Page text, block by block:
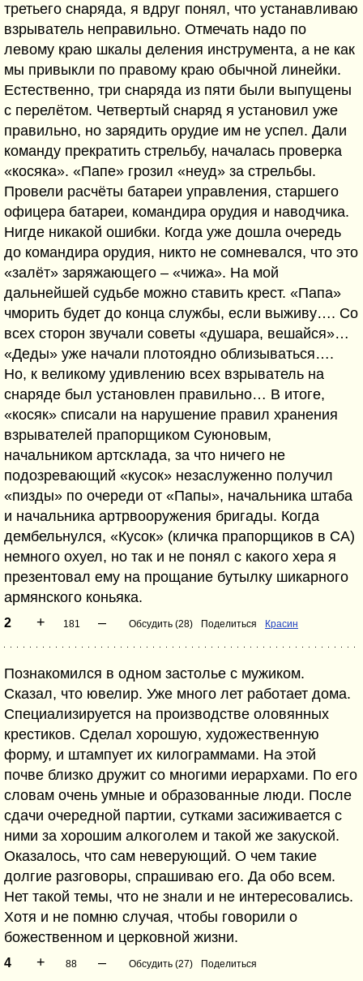
третьего снаряда, я вдруг понял, что устанавливаю
взрыватель неправильно. Отмечать надо по
левому краю шкалы деления инструмента, а не как
мы привыкли по правому краю обычной линейки.
Естественно, три снаряда из пяти были выпущены
с перелётом. Четвертый снаряд я установил уже
правильно, но зарядить орудие им не успел. Дали
команду прекратить стрельбу, началась проверка
«косяка». «Папе» грозил «неуд» за стрельбы.
Провели расчёты батареи управления, старшего
офицера батареи, командира орудия и наводчика.
Нигде никакой ошибки. Когда уже дошла очередь
до командира орудия, никто не сомневался, что это
«залёт» заряжающего – «чижа». На мой
дальнейшей судьбе можно ставить крест. «Папа»
чморить будет до конца службы, если выживу…. Со
всех сторон звучали советы «душара, вешайся»…
«Деды» уже начали плотоядно облизываться….
Но, к великому удивлению всех взрыватель на
снаряде был установлен правильно… В итоге,
«косяк» списали на нарушение правил хранения
взрывателей прапорщиком Суюновым,
начальником артсклада, за что ничего не
подозревающий «кусок» незаслуженно получил
«пизды» по очереди от «Папы», начальника штаба
и начальника артрвооружения бригады. Когда
дембельнулся, «Кусок» (кличка прапорщиков в СА)
немного охуел, но так и не понял с какого хера я
презентовал ему на прощание бутылку шикарного
армянского коньяка.
2 + 181 – Обсудить (28) Поделиться Красин
Познакомился в одном застолье с мужиком.
Сказал, что ювелир. Уже много лет работает дома.
Специализируется на производстве оловянных
крестиков. Сделал хорошую, художественную
форму, и штампует их килограммами. На этой
почве близко дружит со многими иерархами. По его
словам очень умные и образованные люди. После
сдачи очередной партии, сутками засиживается с
ними за хорошим алкоголем и такой же закуской.
Оказалось, что сам неверующий. О чем такие
долгие разговоры, спрашиваю его. Да обо всем.
Нет такой темы, что не знали и не интересовались.
Хотя и не помню случая, чтобы говорили о
божественном и церковной жизни.
4 + 88 – Обсудить (27) Поделиться